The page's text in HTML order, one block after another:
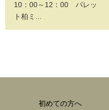
10：00～12：00 パレッ
ト柏ミ...
初めての方へ